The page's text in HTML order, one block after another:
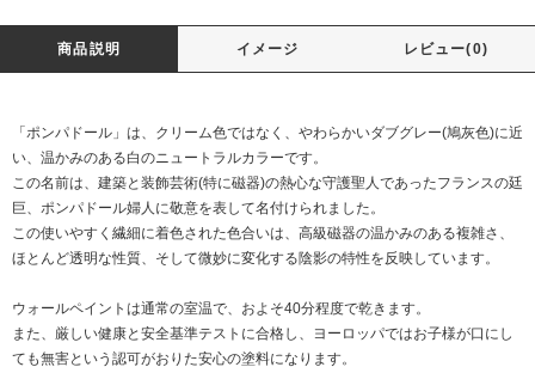
商品説明 イメージ レビュー(0)
「ポンパドール」は、クリーム色ではなく、やわらかいダブグレー(鳩灰色)に近
い、温かみのある白のニュートラルカラーです。
この名前は、建築と装飾芸術(特に磁器)の熱心な守護聖人であったフランスの廷
巨、ポンパドール婦人に敬意を表して名付けられました。
この使いやすく繊細に着色された色合いは、高級磁器の温かみのある複雑さ、
ほとんど透明な性質、そして微妙に変化する陰影の特性を反映しています。
ウォールペイントは通常の室温で、およそ40分程度で乾きます。
また、厳しい健康と安全基準テストに合格し、ヨーロッパではお子様が口にし
ても無害という認可がおりた安心の塗料になります。